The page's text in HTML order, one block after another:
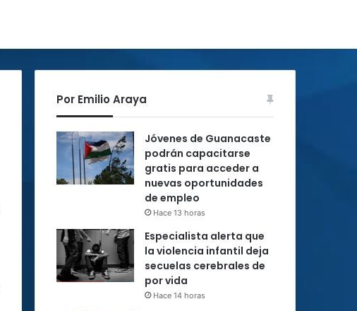
Por Emilio Araya
Jóvenes de Guanacaste
podrán capacitarse
gratis para acceder a
nuevas oportunidades
de empleo
Hace 13 horas
Especialista alerta que
la violencia infantil deja
secuelas cerebrales de
por vida
Hace 14 horas